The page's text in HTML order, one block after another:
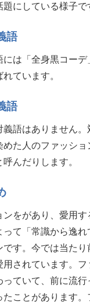
にしている様子で
語
には「全身黒コー
ています。
語
義語はありません
めた人のファッシ
んだりします。
ンをがあり、愛用
って「常識から逸
です。今では当たり
用されています。
っていて、前に流
たことがあります。